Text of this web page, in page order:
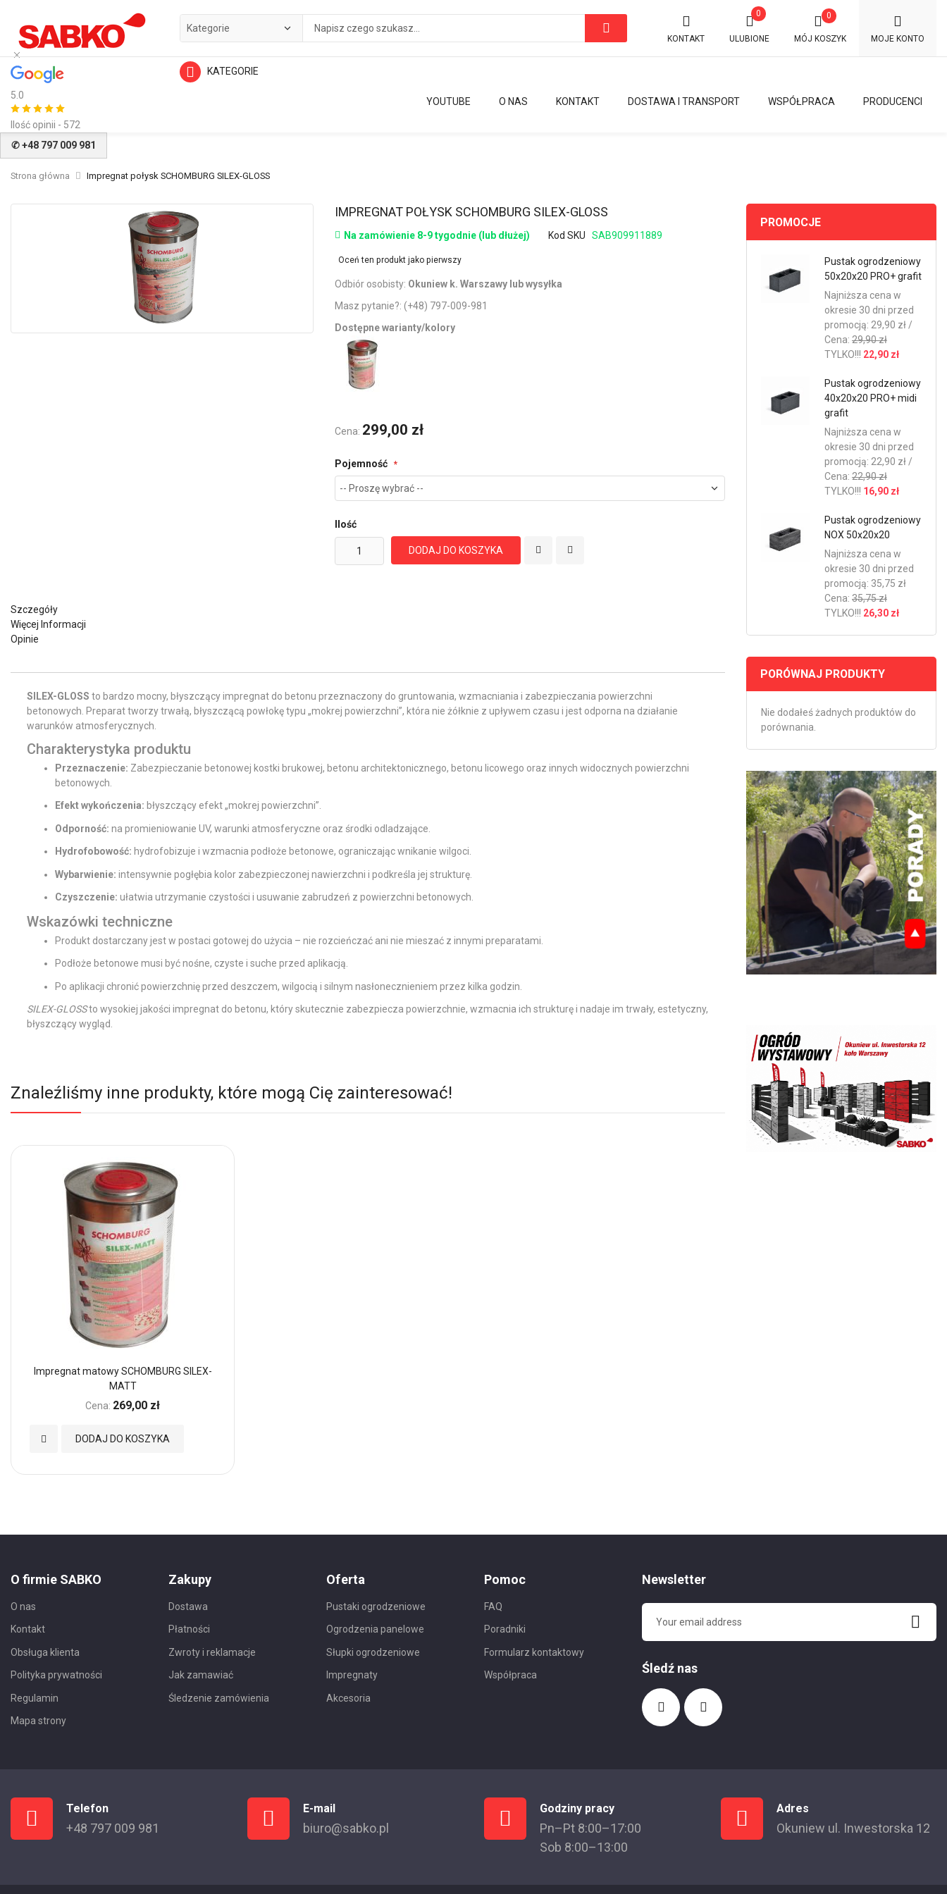
5.0
Ilość opinii - 572
KONTAKT
0
ULUBIONE MÓJ KOSZYK
0
MOJE KONTO
KATEGORIE
PRODUCENCI
WSPÓŁPRACA
DOSTAWA I TRANSPORT
KONTAKT
O NAS
YOUTUBE
✆ +48 797 009 981
Strona główna Impregnat połysk SCHOMBURG SILEX-GLOSS
Przejdź
początek
IMPREGNAT POŁYSK SCHOMBURG SILEX-GLOSS
Na zamówienie 8-9 tygodnie (lub dłużej) Kod SKU SAB909911889
Oceń ten produkt jako pierwszy
Odbiór osobisty: Okuniew k. Warszawy lub wysyłka
Masz pytanie?: (+48) 797-009-981
Dostępne warianty/kolory
Cena: 299,00 zł
Pojemność
Ilość
DODAJ DO KOSZYKA
Szczegóły
Więcej Informacji
Opinie
SILEX-GLOSS to bardzo mocny, błyszczący impregnat do betonu przeznaczony do gruntowania, wzmacniania i zabezpieczania powierzchni
betonowych. Preparat tworzy trwałą, błyszczącą powłokę typu „mokrej powierzchni”, która nie żółknie z upływem czasu i jest odporna na działanie
warunków atmosferycznych.
Charakterystyka produktu
Przeznaczenie: Zabezpieczanie betonowej kostki brukowej, betonu architektonicznego, betonu licowego oraz innych widocznych powierzchni
betonowych.
Efekt wykończenia: błyszczący efekt „mokrej powierzchni”.
Odporność: na promieniowanie UV, warunki atmosferyczne oraz środki odladzające.
Hydrofobowość: hydrofobizuje i wzmacnia podłoże betonowe, ograniczając wnikanie wilgoci.
Wybarwienie: intensywnie pogłębia kolor zabezpieczonej nawierzchni i podkreśla jej strukturę.
Czyszczenie: ułatwia utrzymanie czystości i usuwanie zabrudzeń z powierzchni betonowych.
Wskazówki techniczne
Produkt dostarczany jest w postaci gotowej do użycia – nie rozcieńczać ani nie mieszać z innymi preparatami.
Podłoże betonowe musi być nośne, czyste i suche przed aplikacją.
Po aplikacji chronić powierzchnię przed deszczem, wilgocią i silnym nasłonecznieniem przez kilka godzin.
SILEX-GLOSSto wysokiej jakości impregnat do betonu, który skutecznie zabezpiecza powierzchnie, wzmacnia ich strukturę i nadaje im trwały, estetyczny,
błyszczący wygląd.
Znaleźliśmy inne produkty, które mogą Cię zainteresować!
Impregnat matowy SCHOMBURG SILEX-
MATT
Cena: 269,00 zł
DODAJ DO KOSZYKA
Dodaj
PROMOCJE
Pustak ogrodzeniowy
50x20x20 PRO+ grafit
Najniższa cena w
okresie 30 dni przed
promocją: 29,90 zł /
Cena: 29,90 zł
TYLKO!!! 22,90 zł
Pustak ogrodzeniowy
40x20x20 PRO+ midi
grafit
Najniższa cena w
okresie 30 dni przed
promocją: 22,90 zł /
Cena: 22,90 zł
TYLKO!!! 16,90 zł
Pustak ogrodzeniowy
NOX 50x20x20
Najniższa cena w
okresie 30 dni przed
promocją: 35,75 zł
Cena: 35,75 zł
TYLKO!!! 26,30 zł
PORÓWNAJ PRODUKTY
Nie dodałeś żadnych produktów do
porównania.
O firmie SABKO
O nas
Kontakt
Obsługa klienta
Polityka prywatności
Regulamin
Mapa strony
Zakupy
Dostawa
Płatności
Zwroty i reklamacje
Jak zamawiać
Śledzenie zamówienia
Oferta
Pustaki ogrodzeniowe
Ogrodzenia panelowe
Słupki ogrodzeniowe
Impregnaty
Akcesoria
Pomoc
FAQ
Poradniki
Formularz kontaktowy
Współpraca
Newsletter
Śledź nas
Telefon
+48 797 009 981
E-mail
biuro@sabko.pl
Godziny pracy
Pn–Pt 8:00–17:00
Sob 8:00–13:00
Adres
Okuniew ul. Inwestorska 12